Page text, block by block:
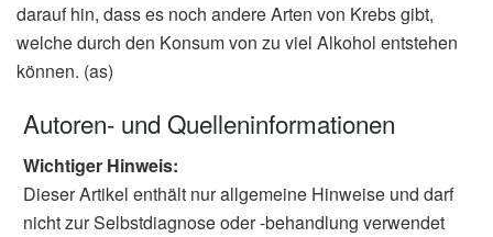
darauf hin, dass es noch andere Arten von Krebs gibt,
welche durch den Konsum von zu viel Alkohol entstehen
können. (as)
Autoren- und Quelleninformationen
Wichtiger Hinweis:
Dieser Artikel enthält nur allgemeine Hinweise und darf
nicht zur Selbstdiagnose oder -behandlung verwendet